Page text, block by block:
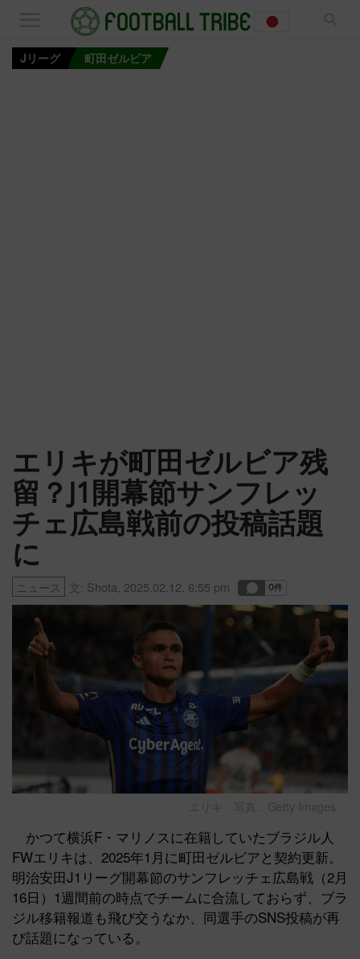
Jリーグ 町田ゼルビア
エリキが町田ゼルビア残
留？J1開幕節サンフレッ
チェ広島戦前の投稿話題
に
ニュース 文: Shota 2025.02.12. 6:55 pm
エリキ 写真：Getty Images
かつて横浜F・マリノスに在籍していたブラジル人
FWエリキは、2025年1月に町田ゼルビアと契約更新。
明治安田J1リーグ開幕節のサンフレッチェ広島戦（2月
16日）1週間前の時点でチームに合流しておらず、ブラ
ジル移籍報道も飛び交うなか、同選手のSNS投稿が再
び話題になっている。